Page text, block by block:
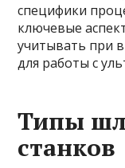
специфики
ключевые
учитывать при
для работы с
Типы
станков